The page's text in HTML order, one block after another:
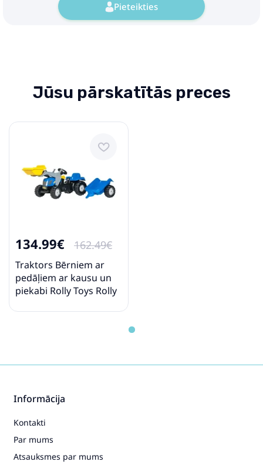
Pieteikties
Jūsu pārskatītās preces
134.99€ 162.49€
Traktors Bērniem ar
pedāļiem ar kausu un
piekabi Rolly Toys Rolly
Informācija
Kontakti
Par mums
Atsauksmes par mums